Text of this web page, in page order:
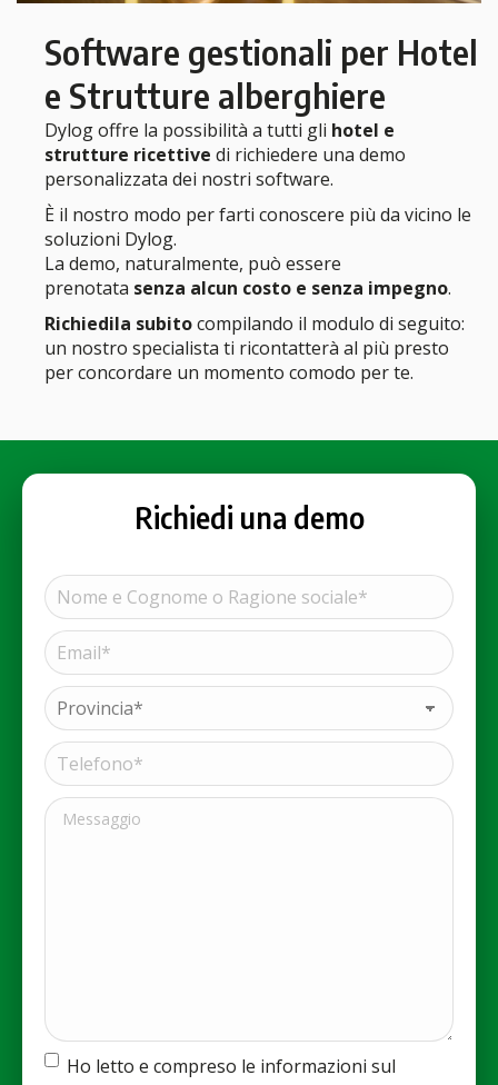
Software gestionali per Hotel
e Strutture alberghiere
Dylog offre la possibilità a tutti gli hotel e
strutture ricettive di richiedere una demo
personalizzata dei nostri software.
È il nostro modo per farti conoscere più da vicino le
soluzioni Dylog.
La demo, naturalmente, può essere
prenotata senza alcun costo e senza impegno.
Richiedila subitocompilando il modulo di seguito:
un nostro specialista ti ricontatterà al più presto
per concordare un momento comodo per te.
Richiedi una demo
Nome
e
Cognome
o
Ragione
sociale*
(Obbligatorio)
Nome
Email*
(Obbligatorio)
Provincia*
(Obbligatorio)
Telefono*
(Obbligatorio)
Messaggio
Termine
Ho letto e compreso le informazioni sul